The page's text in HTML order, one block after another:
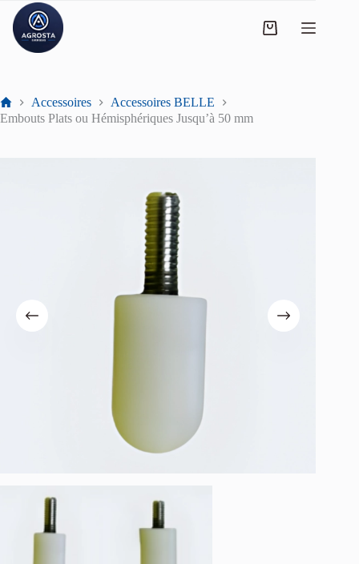
Accessoires
Accessoires BELLE
Embouts Plats ou Hémisphériques Jusqu’à 50 mm